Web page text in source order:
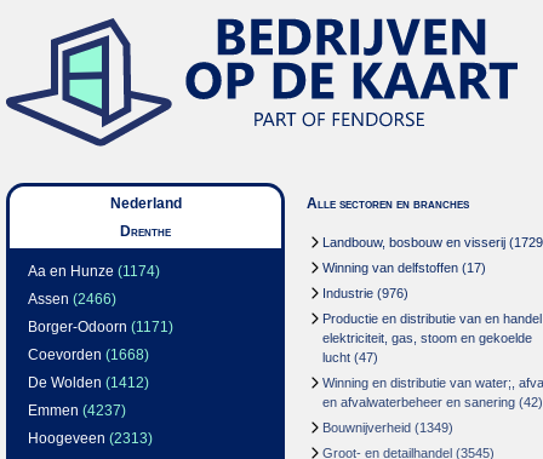
Nederland
Drenthe
Aa en Hunze (1174)
Assen (2466)
Borger-Odoorn (1171)
Coevorden (1668)
De Wolden (1412)
Emmen (4237)
Hoogeveen (2313)
Alle sectoren en branches
Landbouw, bosbouw en visserij
Winning van delfstoffen (17)
Industrie (976)
Productie en distributie van en
elektriciteit, gas, stoom en gekoelde
lucht (47)
Winning en distributie van water;,
en afvalwaterbeheer en sanering (42)
Bouwnijverheid (1349)
Groot- en detailhandel (3545)